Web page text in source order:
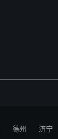
德州 济宁